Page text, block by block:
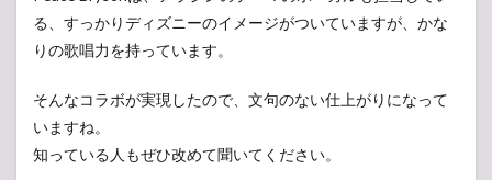
る、すっかりディズニーのイメージがついていますが、かな
りの歌唱力を持っています。
そんなコラボが実現したので、文句のない仕上がりになって
いますね。
知っている人もぜひ改めて聞いてください。